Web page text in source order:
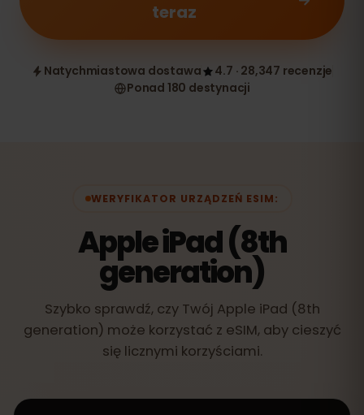
teraz
Natychmiastowa dostawa
4.7 · 28,347 recenzje
Ponad 180 destynacji
WERYFIKATOR URZĄDZEŃ ESIM:
Apple iPad (8th
generation)
Szybko sprawdź, czy Twój Apple iPad (8th
generation) może korzystać z eSIM, aby cieszyć
się licznymi korzyściami.